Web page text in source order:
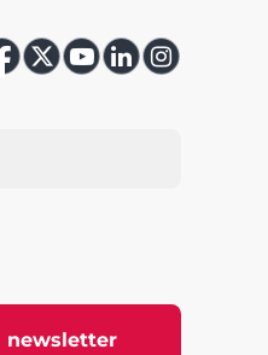
newsletter